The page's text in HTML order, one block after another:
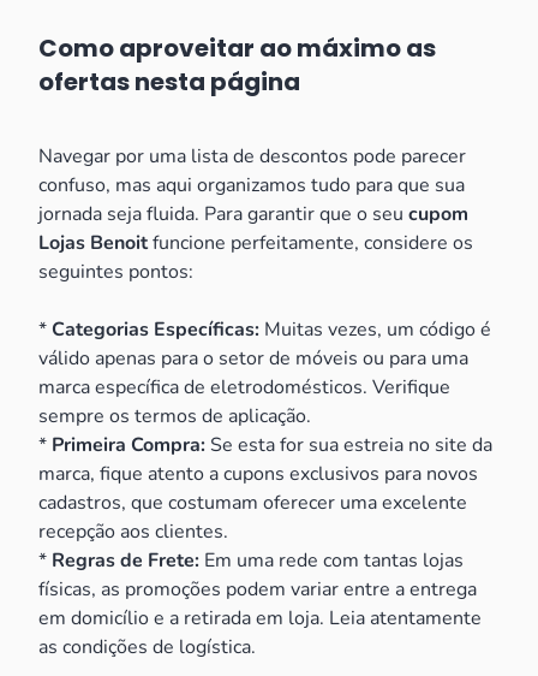
Como aproveitar ao máximo as
ofertas nesta página
Navegar por uma lista de descontos pode parecer
confuso, mas aqui organizamos tudo para que sua
jornada seja fluida. Para garantir que o seu cupom
Lojas Benoitfuncione perfeitamente, considere os
seguintes pontos:
*Categorias Específicas: Muitas vezes, um código é
válido apenas para o setor de móveis ou para uma
marca específica de eletrodomésticos. Verifique
sempre os termos de aplicação.
* Primeira Compra:Se esta for sua estreia no site da
marca, fique atento a cupons exclusivos para novos
cadastros, que costumam oferecer uma excelente
recepção aos clientes.
* Regras de Frete: Em uma rede com tantas lojas
físicas, as promoções podem variar entre a entrega
em domicílio e a retirada em loja. Leia atentamente
as condições de logística.